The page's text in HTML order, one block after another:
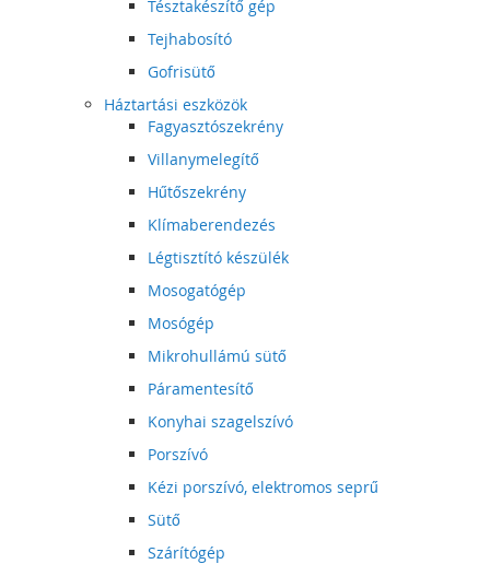
Tésztakészítő gép
Tejhabosító
Gofrisütő
Háztartási eszközök
Fagyasztószekrény
Villanymelegítő
Hűtőszekrény
Klímaberendezés
Légtisztító készülék
Mosogatógép
Mosógép
Mikrohullámú sütő
Páramentesítő
Konyhai szagelszívó
Porszívó
Kézi porszívó, elektromos seprű
Sütő
Szárítógép